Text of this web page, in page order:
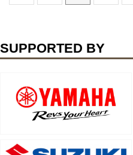
SUPPORTED BY